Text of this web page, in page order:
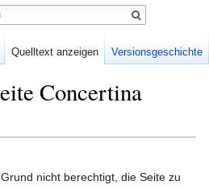
Concertina
nicht berechtigt, die Seite zu
Quelltext anzeigen Versionsgeschichte